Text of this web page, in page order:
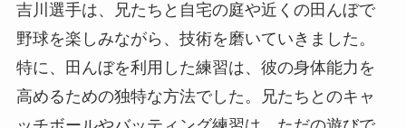
吉川選手は、兄たちと自宅の庭や近くの田んぼで
野球を楽しみながら、技術を磨いていきました。
特に、田んぼを利用した練習は、彼の身体能力を
高めるための独特な方法でした。兄たちとのキャ